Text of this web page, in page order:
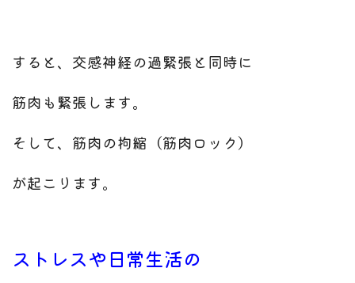
すると、交感神経の過緊張と同時に
筋肉も緊張します。
そして、筋肉の拘縮（筋肉ロック）
が起こります。
ストレスや日常生活の